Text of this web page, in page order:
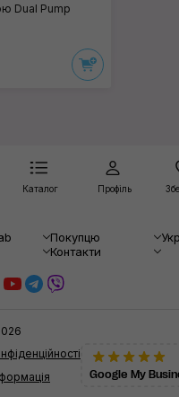
Dual Pump
Каталог Профіль
Покупцю
Укр
Контакти
Google My